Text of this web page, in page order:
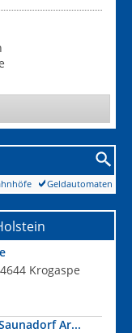
Geldautomaten
Krogaspe
Ar...